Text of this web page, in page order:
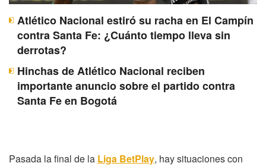
Atlético Nacional estiró su racha en El Campín
contra Santa Fe: ¿Cuánto tiempo lleva sin
derrotas?
Hinchas de Atlético Nacional reciben
importante anuncio sobre el partido contra
Santa Fe en Bogotá
Pasada la final de la Liga BetPlay, hay situaciones con